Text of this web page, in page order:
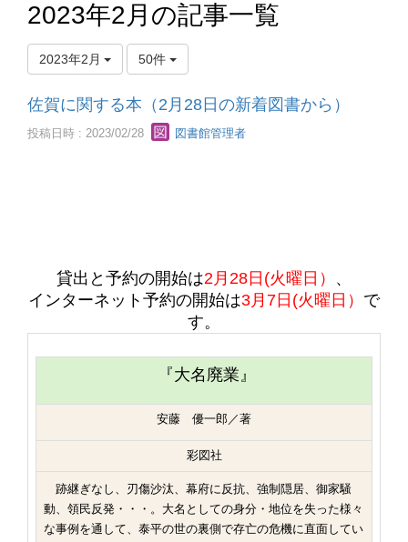
2023年2月の記事一覧
2023年2月 50件
佐賀に関する本（2月28日の新着図書から）
投稿日時 : 2023/02/28 図書館管理者
貸出と予約の開始は2月28日(火曜日） 、
インターネット予約の開始は3月7日(火曜日） で
す。
『大名廃業』
安藤 優一郎／著
彩図社
跡継ぎなし、刃傷沙汰、幕府に反抗、強制隠居、御家騒
動、領民反発・・・。大名としての身分・地位を失った様々
な事例を通して、泰平の世の裏側で存亡の危機に直面してい